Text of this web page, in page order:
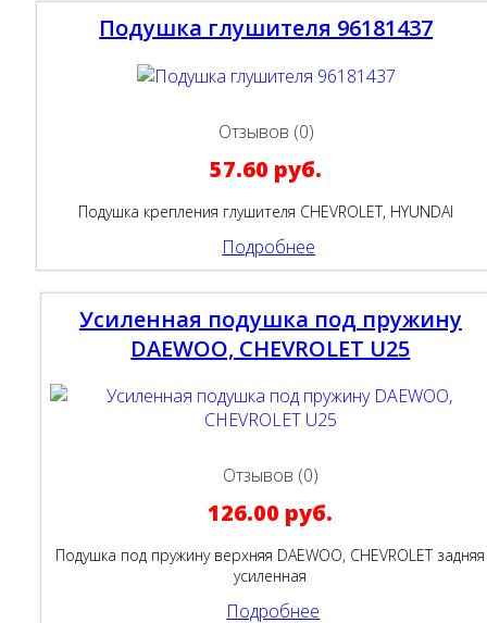
Подушка глушителя 96181437
Отзывов (0)
57.60 руб.
Подушка крепления глушителя CHEVROLET, HYUNDAI
Подробнее
Усиленная подушка под пружину
DAEWOO, CHEVROLET U25
Отзывов (0)
126.00 руб.
Подушка под пружину верхняя DAEWOO, CHEVROLET задняя
усиленная
Подробнее